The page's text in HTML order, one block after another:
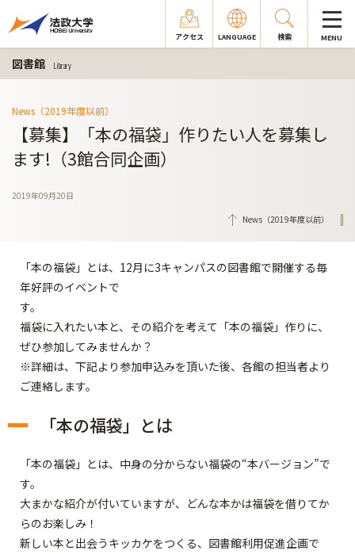
アクセス LANGUAGE 検索 MENU
図書館 Library
News（2019年度以前）
【募集】「本の福袋」作りたい人を募集し
ます!（3館合同企画）
2019年09月20日
News（2019年度以前）
「本の福袋」とは、12月に3キャンパスの図書館で開催する毎
年好評のイベントで
す。
福袋に入れたい本と、その紹介を考えて「本の福袋」作りに、
ぜひ参加してみませんか？
※詳細は、下記より参加申込みを頂いた後、各館の担当者より
ご連絡します。
「本の福袋」とは
「本の福袋」とは、中身の分からない福袋の“本バージョン”で
す。
大まかな紹介が付いていますが、どんな本かは福袋を借りてか
らのお楽しみ！
新しい本と出会うキッカケをつくる、図書館利用促進企画で